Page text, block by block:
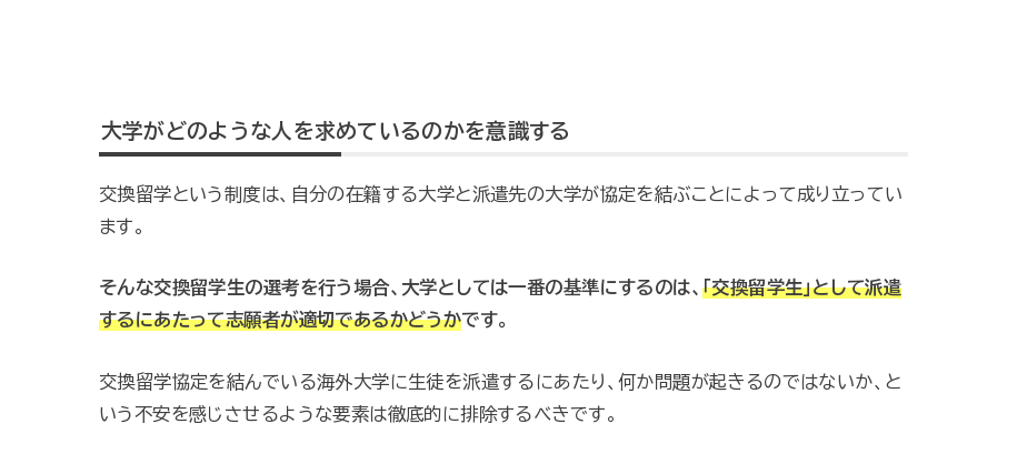
大学がどのような人を求めているのかを意識する
交換留学という制度は、自分の在籍する大学と派遣先の大学が協定を結ぶことによって成り立ってい
ます。
そんな交換留学生の選考を行う場合、大学としては一番の基準にするのは、「交換留学生」として派遣
するにあたって志願者が適切であるかどうかです。
交換留学協定を結んでいる海外大学に生徒を派遣するにあたり、何か問題が起きるのではないか、と
いう不安を感じさせるような要素は徹底的に排除するべきです。